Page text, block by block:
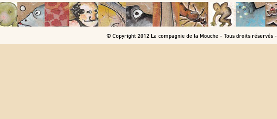
© Copyright 2012 La compagnie de la Mouche - Tous droits réservés -